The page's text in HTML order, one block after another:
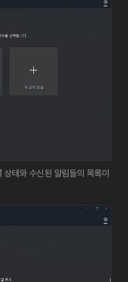
태와 수신된 알림들의 목록이